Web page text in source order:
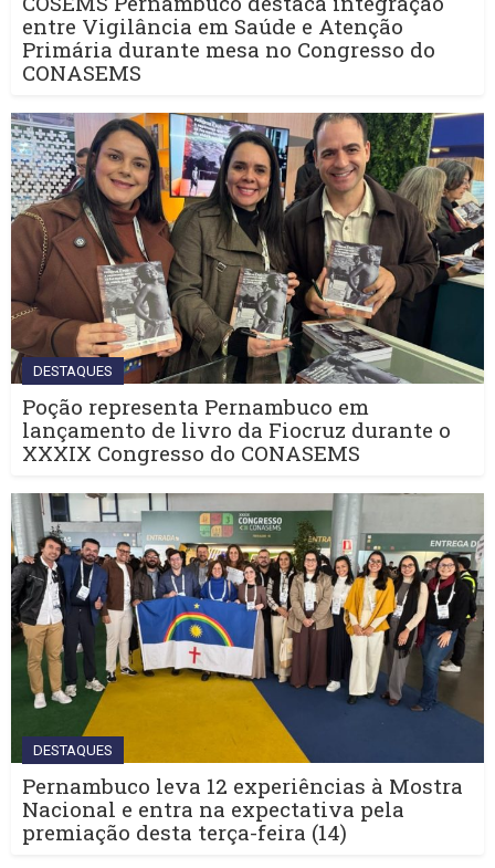
entre Vigilância em Saúde e Atenção
Primária durante mesa no Congresso do
CONASEMS
DESTAQUES
Poção representa Pernambuco em
lançamento de livro da Fiocruz durante o
XXXIX Congresso do CONASEMS
DESTAQUES
Pernambuco leva 12 experiências à Mostra
Nacional e entra na expectativa pela
premiação desta terça-feira (14)